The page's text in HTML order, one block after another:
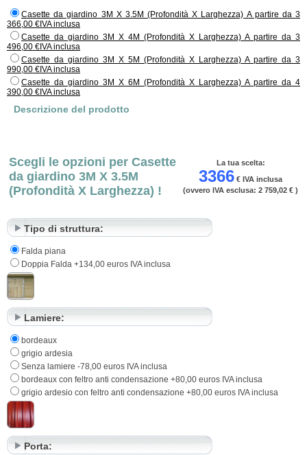
assemblabili ad incastro). Le suddette tavole si inseriscono in una trave
scanalata a cui si agganciano grazie a viti e chiodi dando all'insieme
un'elevata resistenza meccanica; (Attenzione: chiavistelli non inclusi). Il tetto è
realizzato in lamiera grecata. Il nostro legno è interamente trattato. Optional : il
legno di qualità superiore ha 10 anni di garanzia sul trattamento. Potete
personalizzare la vostra casetta acquistando le parti aggiuntive nella sezione:
"pezzi da costruzione al dettaglio".La differenza tra un box e una casa da
giardino sta nella larghezza della porta di quest'ultima in quanto misura (1,70)
ideale per sistemarvici un trattore, una tosaerba, delle balle di fieno, ecc...
Casette da giardino 3M X 3.5M (Profondità X Larghezza) A partire da 3
366,00 €IVA inclusa
Casette da giardino 3M X 4M (Profondità X Larghezza) A partire da 3
496,00 €IVA inclusa
Casette da giardino 3M X 5M (Profondità X Larghezza) A partire da 3
990,00 €IVA inclusa
Casette da giardino 3M X 6M (Profondità X Larghezza) A partire da 4
390,00 €IVA inclusa
Descrizione del prodotto
Scegli le opzioni per Casette
da giardino 3M X 3.5M
(Profondità X Larghezza) !
La tua scelta:
3366 € IVA inclusa
(ovvero IVA esclusa: 2 759,02 € )
Tipo di struttura:
Falda piana
Doppia Falda +134,00 euros IVA inclusa
Lamiere:
bordeaux
grigio ardesia
Senza lamiere -78,00 euros IVA inclusa
bordeaux con feltro anti condensazione +80,00 euros IVA inclusa
grigio ardesio con feltro anti condensazione +80,00 euros IVA inclusa
Porta: